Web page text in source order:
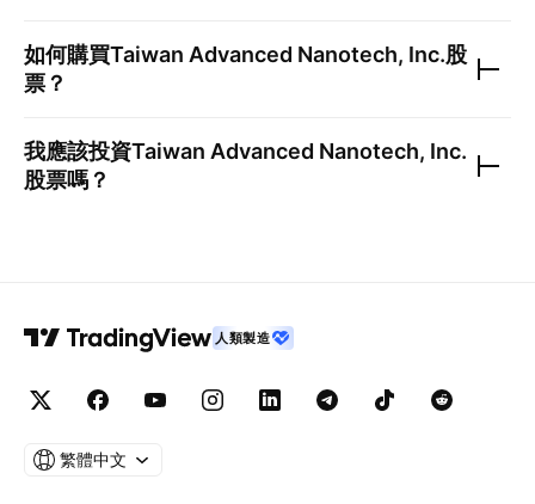
如何購買Taiwan Advanced Nanotech, Inc.股
票？
我應該投資Taiwan Advanced Nanotech, Inc.
股票嗎？
人類製造
繁體中文